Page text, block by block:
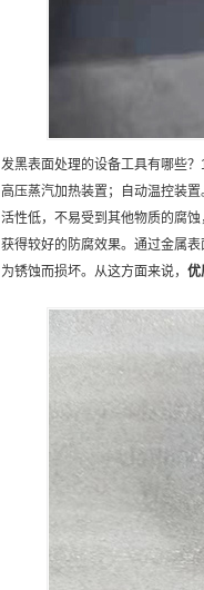
发黑表面处理的设备工具有哪些
高压蒸汽加热装置；自动温控装置
活性低，不易受到其他物质的腐
获得较好的防腐效果。通过金属
为锈蚀而损坏。从这方面来说， 优